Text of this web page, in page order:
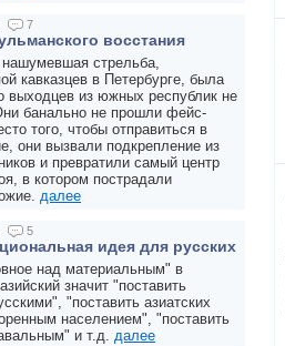
7
восстания
стрельба,
кавказцев в Петербурге, была
выходцев из южных республик не
банально не прошли фейс-
того, чтобы отправиться в
они вызвали подкрепление из
и превратили самый центр
в котором пострадали
далее
5
идея для русских
над материальным" в
значит "поставить
"поставить азиатских
населением", "поставить
и т.д. далее